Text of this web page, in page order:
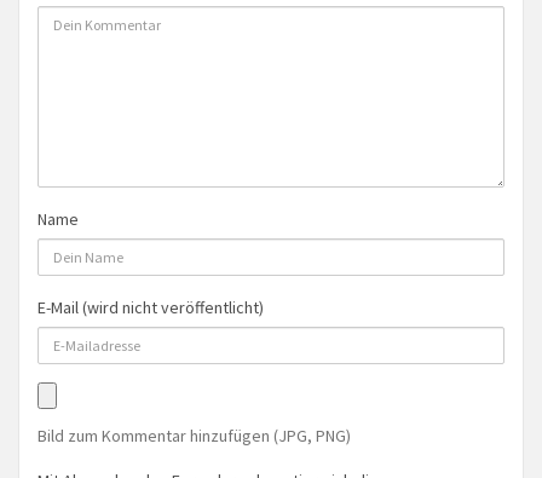
Name
E-Mail (wird nicht veröffentlicht)
Bild zum Kommentar hinzufügen (JPG, PNG)